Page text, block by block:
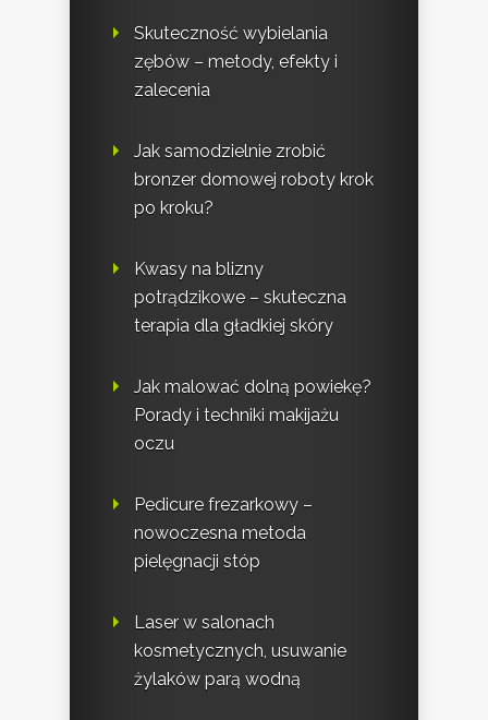
Skuteczność wybielania
zębów – metody, efekty i
zalecenia
Jak samodzielnie zrobić
bronzer domowej roboty krok
po kroku?
Kwasy na blizny
potrądzikowe – skuteczna
terapia dla gładkiej skóry
Jak malować dolną powiekę?
Porady i techniki makijażu
oczu
Pedicure frezarkowy –
nowoczesna metoda
pielęgnacji stóp
Laser w salonach
kosmetycznych, usuwanie
żylaków parą wodną